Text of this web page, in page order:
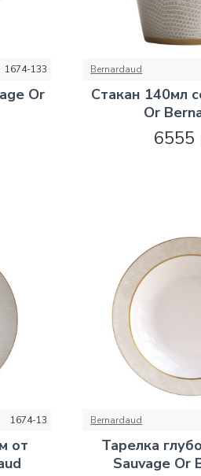
1674-133
Or
Bernardaud
Стакан 140мл
Or
6555
1674-13
от
Bernardaud
Тарелка
Sauvage Or